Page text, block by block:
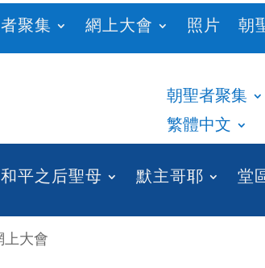
聚集 網上大會 照片 朝
朝聖者聚集
繁體中文
和平之后聖母 默主哥耶 堂